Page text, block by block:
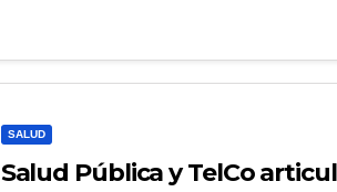
SALUD
Salud Pública y TelCo